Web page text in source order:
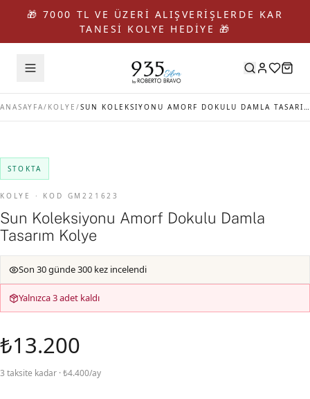
🎁 7000 TL VE ÜZERİ ALIŞVERİŞLERDE KAR
TANESİ KOLYE HEDİYE 🎁
ANASAYFA/ KOLYE / SUN KOLEKSIYONU AMORF DOKULU DAMLA TASARIM KOLYE
STOKTA
KOLYE · KOD GM221623
Sun Koleksiyonu Amorf Dokulu Damla
Tasarım Kolye
Son 30 günde 300 kez incelendi
Yalnızca 3 adet kaldı
₺13.200
3 taksite kadar · ₺4.400/ay